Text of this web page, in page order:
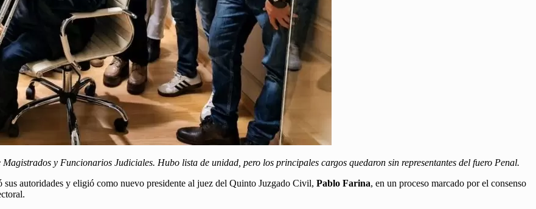
y Funcionarios Judiciales. Hubo lista de unidad, pero los principales cargos quedaron sin representantes del fuero Penal.
autoridades y eligió como nuevo presidente al juez del Quinto Juzgado Civil, Pablo Farina, en un proceso marcado por el consenso